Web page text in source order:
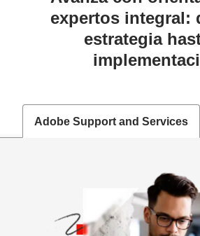
expertos integral:
estrategia
Adobe Support and Services